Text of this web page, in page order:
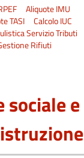
Aliquote IMU
TASI
Calcolo IUC
Servizio Tributi
Rifiuti
sociale e